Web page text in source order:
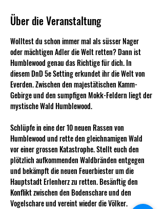
Über die Veranstaltung
Wolltest du schon immer mal als süsser Nager
oder mächtigen Adler die Welt retten? Dann ist
Humblewood genau das Richtige für dich. In
diesem DnD 5e Setting erkundet ihr die Welt von
Everden. Zwischen den majestätischen Kamm-
Gebirge und den sumpfigen Mokk-Feldern liegt der
mystische Wald Humblewood.
Schlüpfe in eine der 10 neuen Rassen von
Humblewood und rette den gleichnamigen Wald
vor einer grossen Katastrophe. Stellt euch den
plötzlich aufkommenden Waldbränden entgegen
und bekämpft die neuen Feuerbiester um die
Hauptstadt Erlenherz zu retten. Besänftig den
Konflikt zwischen den Bodenschare und den
Vogelschare und vereint wieder die Völker.